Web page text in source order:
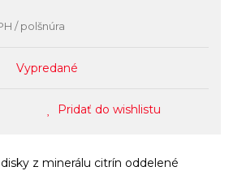
/ polšnúra
Vypredané
Pridať do wishlistu
z minerálu citrín oddelené